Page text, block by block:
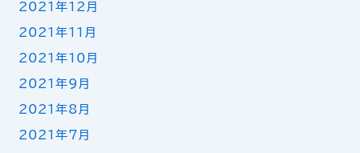
2021年12月
2021年11月
2021年10月
2021年9月
2021年8月
2021年7月